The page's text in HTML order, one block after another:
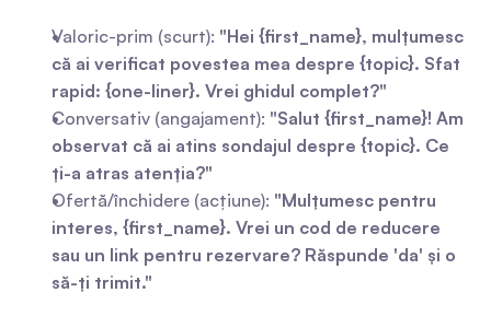
Valoric-prim (scurt): "Hei {first_name}, mulțumesc
că ai verificat povestea mea despre {topic}. Sfat
rapid: {one-liner}. Vrei ghidul complet?"
Conversativ (angajament): "Salut {first_name}! Am
observat că ai atins sondajul despre {topic}. Ce
ți-a atras atenția?"
Ofertă/închidere (acțiune): "Mulțumesc pentru
interes, {first_name}. Vrei un cod de reducere
sau un link pentru rezervare? Răspunde 'da' și o
să-ți trimit."